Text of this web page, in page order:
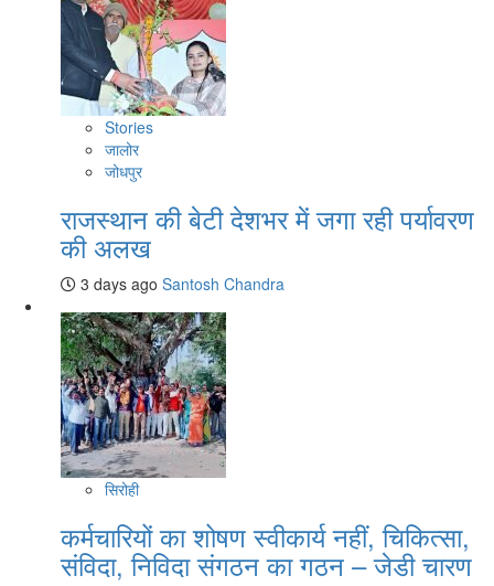
Stories
जालोर
जोधपुर
राजस्थान की बेटी देशभर में जगा रही पर्यावरण
की अलख
3 days ago Santosh Chandra
सिरोही
कर्मचारियों का शोषण स्वीकार्य नहीं, चिकित्सा,
संविदा, निविदा संगठन का गठन – जेडी चारण